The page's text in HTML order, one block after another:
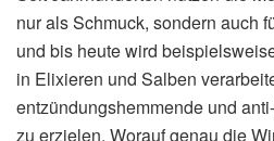
nur als Schmuck, sondern auch
und bis heute wird
in Elixieren und Salben
entzündungshemmende und
zu erzielen. Worauf genau die